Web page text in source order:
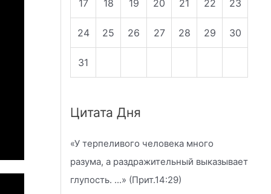
17 18 19 20 21 22 23
24 25 26 27 28 29 30
31
Цитата Дня
«У терпеливого человека много
разума, а раздражительный выказывает
глупость. ...» (Прит.14:29)